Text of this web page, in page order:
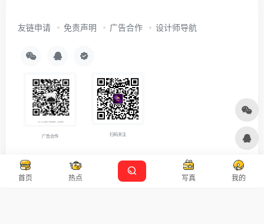
首页 热点 写真 我的
友链申请 免责声明 广告合作 设计师导航
广告合作 扫码关注
Copyright © 2026沪ICP备2021007899号-5 Designed by 设计资源